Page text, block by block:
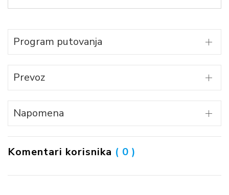
Program putovanja
Prevoz
Napomena
Komentari korisnika ( 0 )